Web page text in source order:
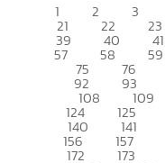
1 2 3
21 22 23
39 40 41
57 58 59
75 76
92 93
108 109
124 125
140 141
156 157
172 173